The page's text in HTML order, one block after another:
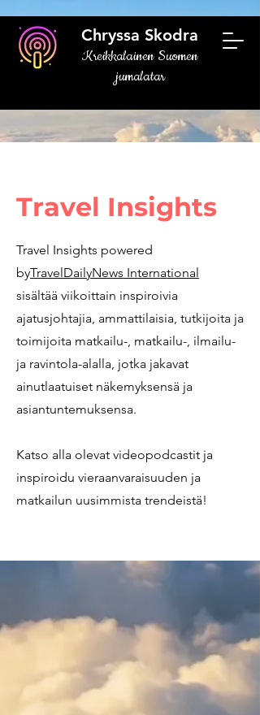
Chryssa Skodra
Kreikkalainen Suomen
jumalatar
Travel Insights
Travel Insights powered
byTravelDailyNews International
sisältää viikoittain inspiroivia
ajatusjohtajia, ammattilaisia, tutkijoita ja
toimijoita matkailu-, matkailu-, ilmailu-
ja ravintola-alalla, jotka jakavat
ainutlaatuiset näkemyksensä ja
asiantuntemuksensa.
Katso alla olevat videopodcastit ja
inspiroidu vieraanvaraisuuden ja
matkailun uusimmista trendeistä!